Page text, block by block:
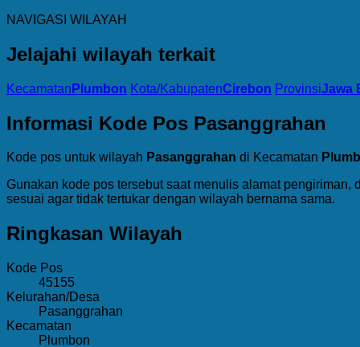
NAVIGASI WILAYAH
Jelajahi wilayah terkait
Kecamatan Plumbon Kota/KabupatenCirebon ProvinsiJawa
Informasi Kode Pos Pasanggrahan
Kode pos untuk wilayah Pasanggrahan di Kecamatan
Gunakan kode pos tersebut saat menulis alamat
sesuai agar tidak tertukar dengan wilayah bernama sama.
Ringkasan Wilayah
Kode Pos
45155
Kelurahan/Desa
Pasanggrahan
Kecamatan
Plumbon